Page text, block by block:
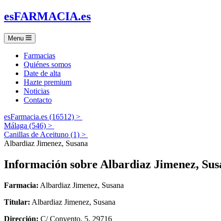
esFARMACIA.es
Menu
Farmacias
Quiénes somos
Date de alta
Hazte premium
Noticias
Contacto
esFarmacia.es (16512) >
Málaga (546) >
Canillas de Aceituno (1) >
Albardiaz Jimenez, Susana
Información sobre Albardiaz Jimenez,
Farmacia: Albardiaz Jimenez, Susana
Titular: Albardiaz Jimenez, Susana
Dirección: C/ Convento, 5, 29716